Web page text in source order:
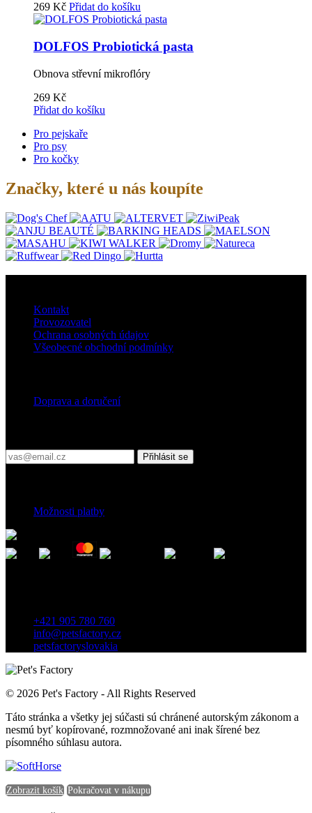
269 Kč Přidat do košíku
DOLFOS Probiotická pasta
Obnova střevní mikroflóry
269 Kč
Přidat do košíku
Pro pejskaře
Pro psy
Pro kočky
Značky, které u nás koupíte
Kontakt
Provozovatel
Ochrana osobných údajov
Všeobecné obchodní podmínky
Doprava a doručení
Přihlásit se
Možnosti platby
+421 905 780 760
info@petsfactory.cz
petsfactoryslovakia
© 2026 Pet's Factory - All Rights Reserved
Táto stránka a všetky jej súčasti sú chránené autorským zákonom a
nesmú byť kopírované, rozmnožované ani inak šírené bez
písomného súhlasu autora.
Zobrazit košík Pokračovat v nákupu